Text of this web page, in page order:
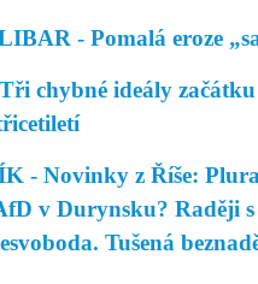
- Pomalá eroze
chybné ideály začátku
- Novinky z Říše:
v Durynsku? Raději
Tušená